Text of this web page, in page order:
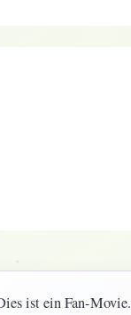
ist ein Fan-Movie.